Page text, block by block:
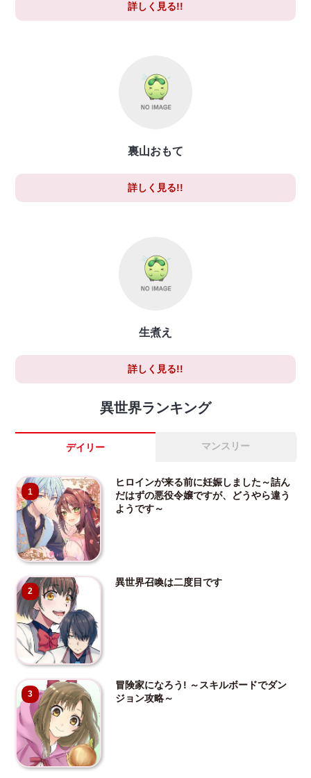
詳しく見る!!
裏山おもて
詳しく見る!!
生煮え
詳しく見る!!
異世界ランキング
デイリー マンスリー
1
ヒロインが来る前に妊娠しました～詰ん
だはずの悪役令嬢ですが、どうやら違う
ようです～
2
異世界召喚は二度目です
3
冒険家になろう! ～スキルボードでダン
ジョン攻略～